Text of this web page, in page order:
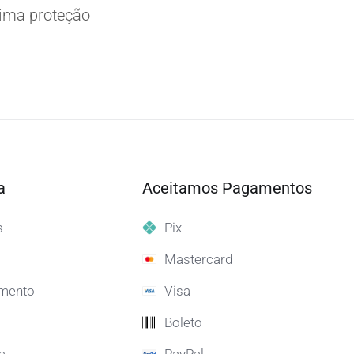
proteção
Aceitamos Pagamentos
Pix
Mastercard
Visa
Boleto